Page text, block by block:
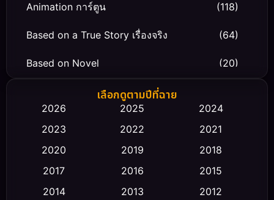
Animation การ์ตูน (118)
Based on a True Story เรื่องจริง (64)
Based on Novel (20)
Biography ชีวิตจริง
Classic หนังคลาสสิก (23)
Comedy ตลก (458)
เลือกดูตามปีที่ฉาย
2026 2025
2024
2023
2022
2021
2020
2019
2018
2017
2016
2015
2014
2013
2012